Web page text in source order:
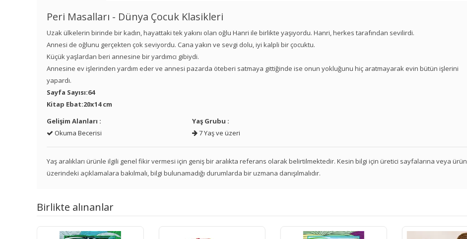
Peri Masalları - Dünya Çocuk Klasikleri
Uzak ülkelerin birinde bir kadın, hayattaki tek yakını olan oğlu Hanri ile birlikte yaşıyordu. Hanri, herkes tarafından sevilirdi.
Annesi de oğlunu gerçekten çok seviyordu. Cana yakın ve sevgi dolu, iyi kalpli bir çocuktu.
Küçük yaşlardan beri annesine bir yardımcı gibiydi.
Annesine ev işlerinden yardım eder ve annesi pazarda öteberi satmaya gittiğinde ise onun yokluğunu hiç aratmayarak evin bütün işlerini
yapardı.
Sayfa Sayısı:64
Kitap Ebat:20x14 cm
Gelişim Alanları :
Okuma Becerisi
Yaş Grubu :
7 Yaş ve üzeri
Yaş aralıkları ürünle ilgili genel fikir vermesi için geniş bir aralıkta referans olarak belirtilmektedir. Kesin bilgi için üretici sayfalarına veya ürün
üzerindeki açıklamalara bakılmalı, bilgi bulunamadığı durumlarda bir uzmana danışılmalıdır.
Birlikte alınanlar